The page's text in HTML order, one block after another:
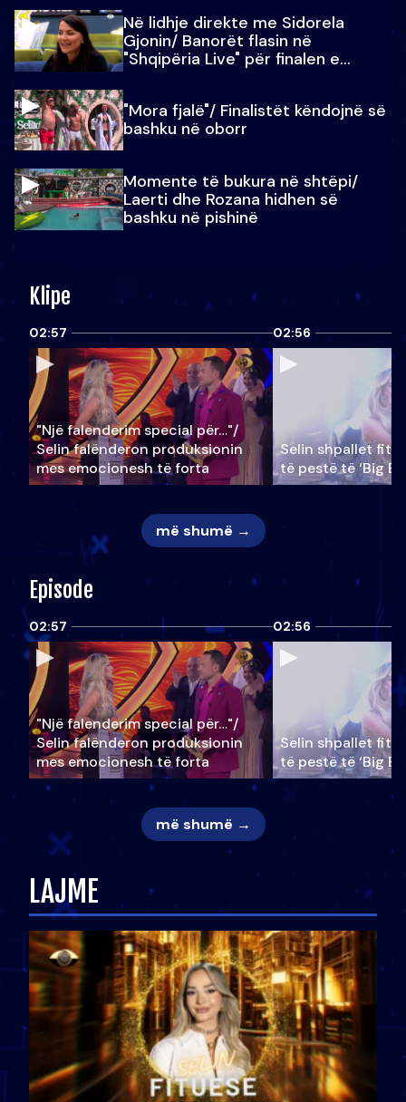
Në lidhje direkte me Sidorela
Gjonin/ Banorët flasin në
"Shqipëria Live" për finalen e
"Mora fjalë"/ Finalistët këndojnë së
bashku në oborr
Momente të bukura në shtëpi/
Laerti dhe Rozana hidhen së
bashku në pishinë
Klipe
02:57
"Një falenderim special për…"/
Selin falënderon produksionin
mes emocionesh të forta
02:56
Selin shpallet
të pestë të ‘Big
më shumë →
Episode
02:57
"Një falenderim special për…"/
Selin falënderon produksionin
mes emocionesh të forta
02:56
Selin shpallet
të pestë të ‘Big
më shumë →
LAJME